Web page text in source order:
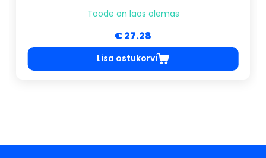
Toode on laos olemas
€ 27.28
Lisa ostukorvi